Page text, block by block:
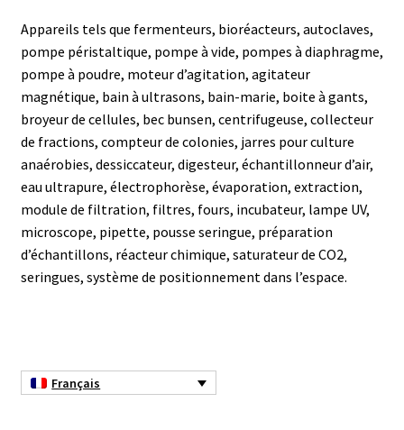
Accélération
Afficheur
Agitateurs magnétiques
Agitateurs pour cultures
Agitation – Moteur
Agitation-Accessoires
Appareils tels que fermenteurs, bioréacteurs, autoclaves,
pompe péristaltique, pompe à vide, pompes à diaphragme,
pompe à poudre, moteur d’agitation, agitateur
magnétique, bain à ultrasons, bain-marie, boite à gants,
broyeur de cellules, bec bunsen, centrifugeuse, collecteur
de fractions, compteur de colonies, jarres pour culture
anaérobies, dessiccateur, digesteur, échantillonneur d’air,
eau ultrapure, électrophorèse, évaporation, extraction,
module de filtration, filtres, fours, incubateur, lampe UV,
microscope, pipette, pousse seringue, préparation
d’échantillons, réacteur chimique, saturateur de CO2,
seringues, système de positionnement dans l’espace.
Français